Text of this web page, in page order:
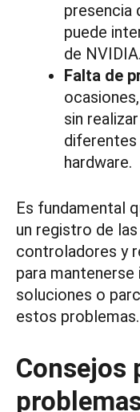
presencia
puede
de NVIDIA.
Falta de
sin
hardware.
Es fundamental
un registro de
controladores y
para
soluciones o
estos problemas.
Consejos